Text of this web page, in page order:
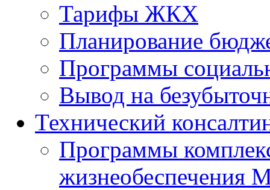
Тарифы ЖКХ
Планирование
Программы
Вывод на
Технический
Программы
жизнеобеспечения